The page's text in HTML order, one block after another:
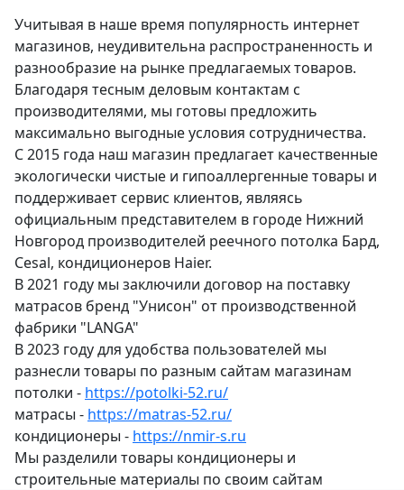
Учитывая в наше время популярность интернет
магазинов, неудивительна распространенность и
разнообразие на рынке предлагаемых товаров.
Благодаря тесным деловым контактам с
производителями, мы готовы предложить
максимально выгодные условия сотрудничества.
С 2015 года наш магазин предлагает качественные
экологически чистые и гипоаллергенные товары и
поддерживает сервис клиентов, являясь
официальным представителем в городе Нижний
Новгород производителей реечного потолка Бард,
Cesal, кондиционеров Haier.
В 2021 году мы заключили договор на поставку
матрасов бренд "Унисон" от производственной
фабрики "LANGA"
В 2023 году для удобства пользователей мы
разнесли товары по разным сайтам магазинам
потолки - https://potolki-52.ru/
матрасы - https://matras-52.ru/
кондиционеры - https://nmir-s.ru
Мы разделили товары кондиционеры и
строительные материалы по своим сайтам